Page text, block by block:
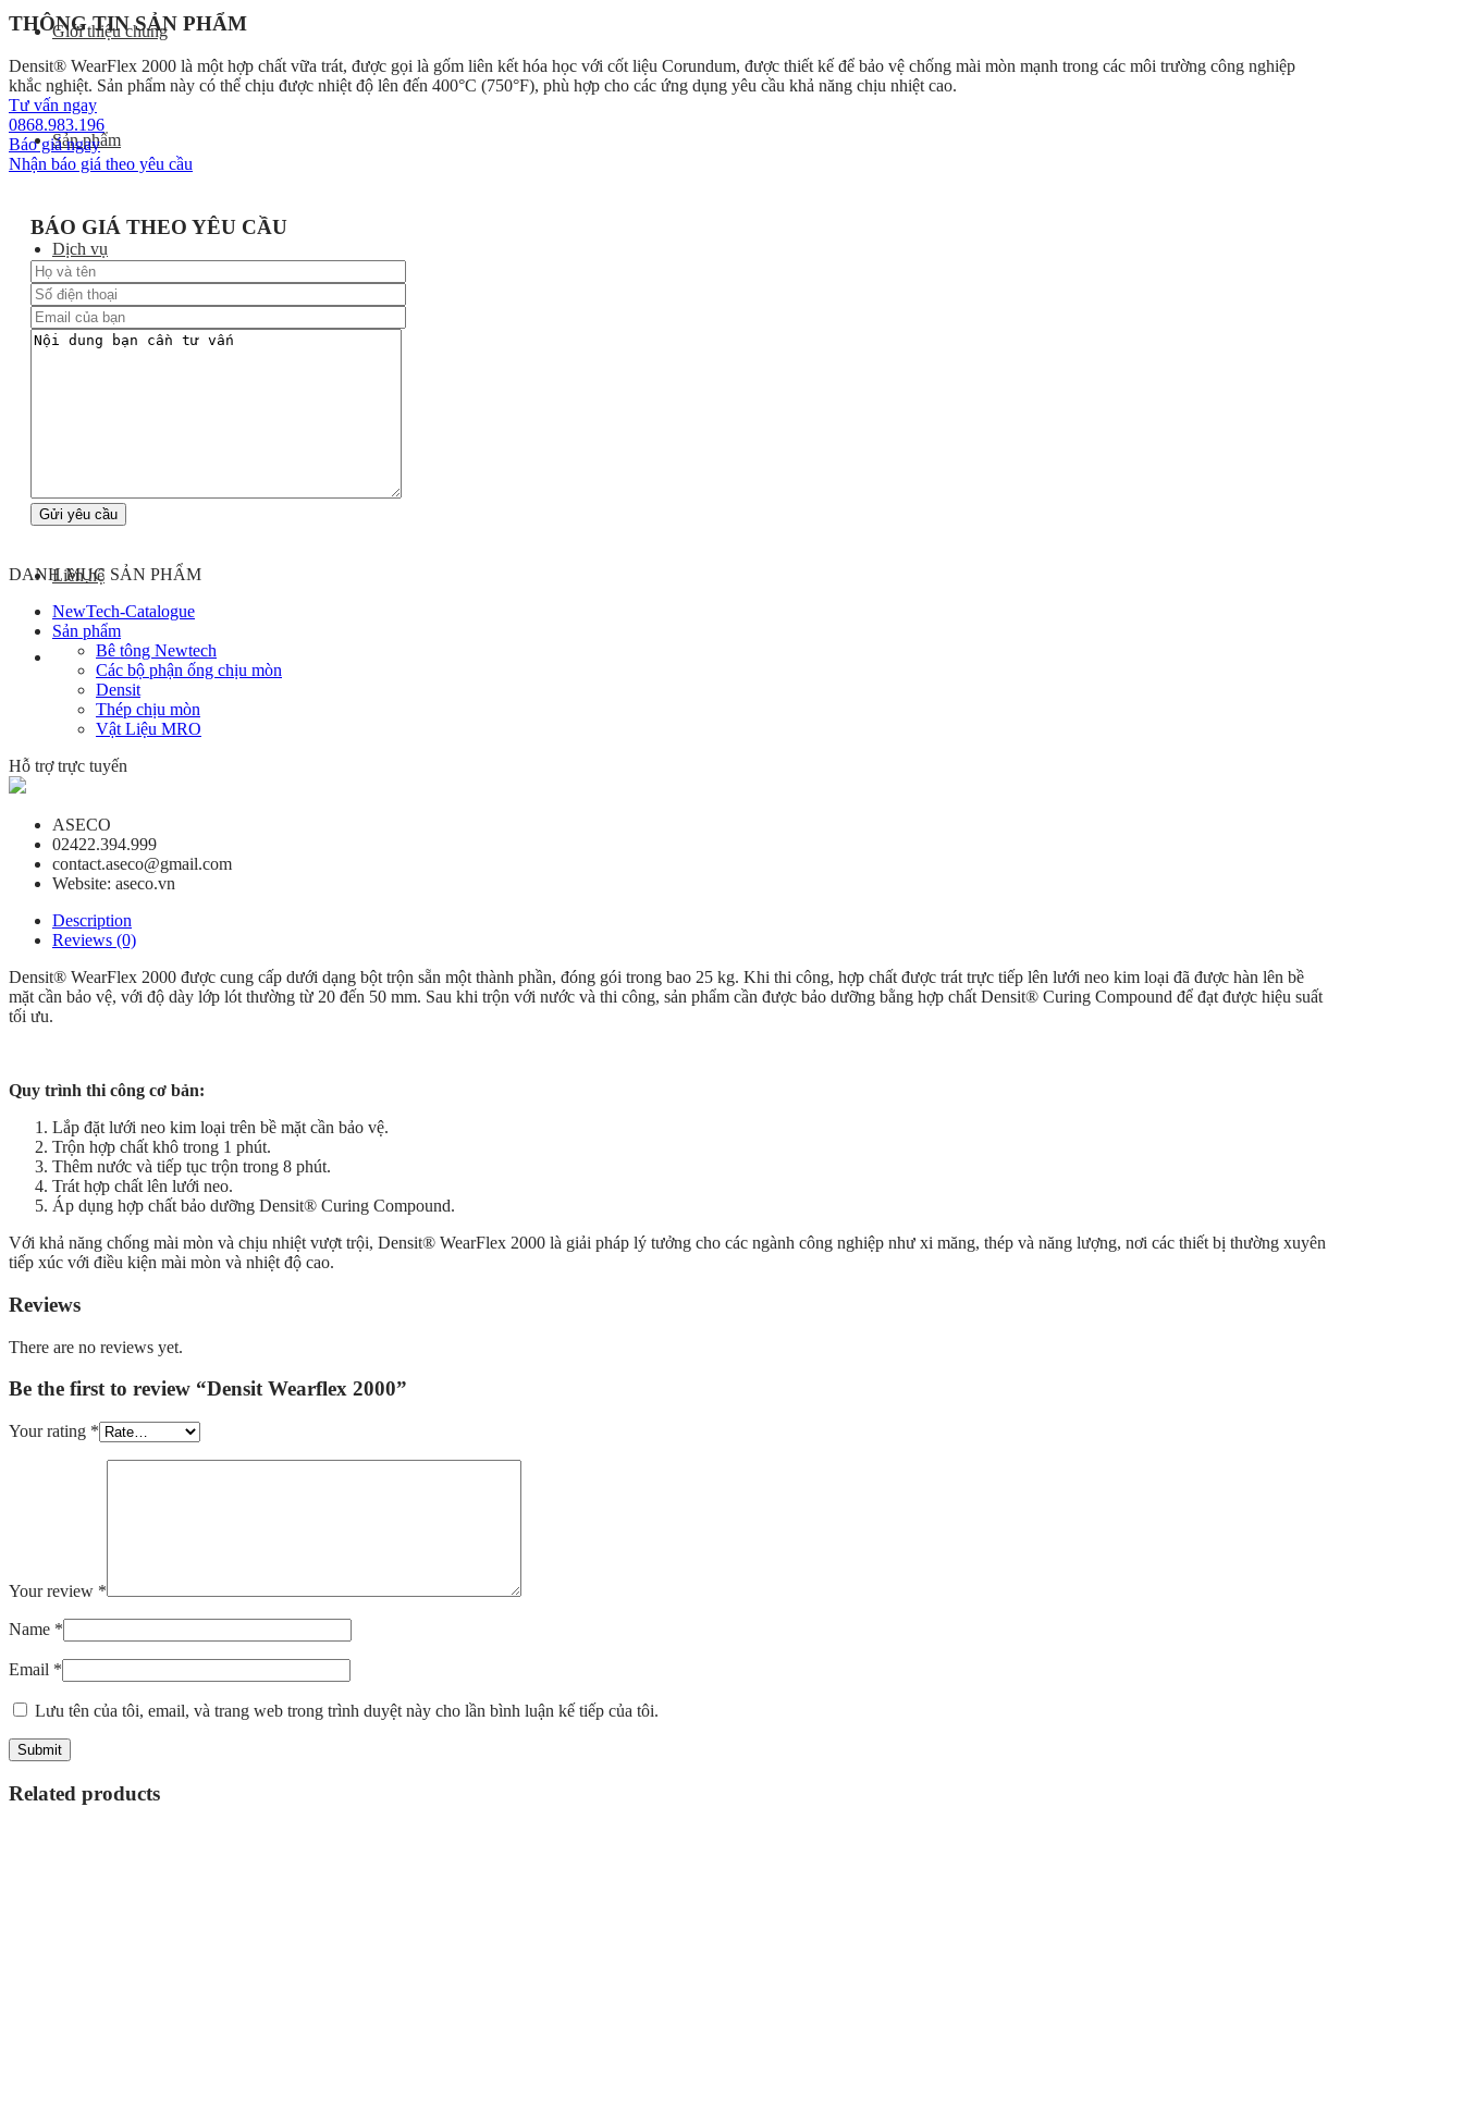
Giới thiệu chung
Sản phẩm
Dịch vụ
Liên hệ
THÔNG TIN SẢN PHẨM
Densit® WearFlex 2000 là một hợp chất vữa trát, được gọi là gốm liên kết hóa học với cốt liệu Corundum, được thiết kế để bảo vệ chống mài mòn mạnh trong các môi trường công nghiệp
khắc nghiệt. Sản phẩm này có thể chịu được nhiệt độ lên đến 400°C (750°F), phù hợp cho các ứng dụng yêu cầu khả năng chịu nhiệt cao.
Tư vấn ngay
0868.983.196
Báo giá ngay
Nhận báo giá theo yêu cầu
BÁO GIÁ THEO YÊU CẦU
DANH MỤC SẢN PHẨM
NewTech-Catalogue
Sản phẩm
Bê tông Newtech
Các bộ phận ống chịu mòn
Densit
Thép chịu mòn
Vật Liệu MRO
Hỗ trợ trực tuyến
ASECO
02422.394.999
contact.aseco@gmail.com
Website: aseco.vn
Description
Reviews (0)
Densit® WearFlex 2000 được cung cấp dưới dạng bột trộn sẵn một thành phần, đóng gói trong bao 25 kg. Khi thi công, hợp chất được trát trực tiếp lên lưới neo kim loại đã được hàn lên bề
mặt cần bảo vệ, với độ dày lớp lót thường từ 20 đến 50 mm. Sau khi trộn với nước và thi công, sản phẩm cần được bảo dưỡng bằng hợp chất Densit® Curing Compound để đạt được hiệu suất
tối ưu.
Quy trình thi công cơ bản:
Lắp đặt lưới neo kim loại trên bề mặt cần bảo vệ.
Trộn hợp chất khô trong 1 phút.
Thêm nước và tiếp tục trộn trong 8 phút.
Trát hợp chất lên lưới neo.
Áp dụng hợp chất bảo dưỡng Densit® Curing Compound.
Với khả năng chống mài mòn và chịu nhiệt vượt trội, Densit® WearFlex 2000 là giải pháp lý tưởng cho các ngành công nghiệp như xi măng, thép và năng lượng, nơi các thiết bị thường xuyên
tiếp xúc với điều kiện mài mòn và nhiệt độ cao.
Reviews
There are no reviews yet.
Be the first to review “Densit Wearflex 2000”
Your rating *
Your review *
Name *
Email *
Lưu tên của tôi, email, và trang web trong trình duyệt này cho lần bình luận kế tiếp của tôi.
Related products